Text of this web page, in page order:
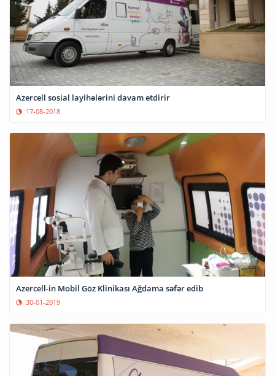
Azercell sosial layihələrini davam etdirir
17-08-2018
Azercell-in Mobil Göz Klinikası Ağdama səfər edib
30-01-2019